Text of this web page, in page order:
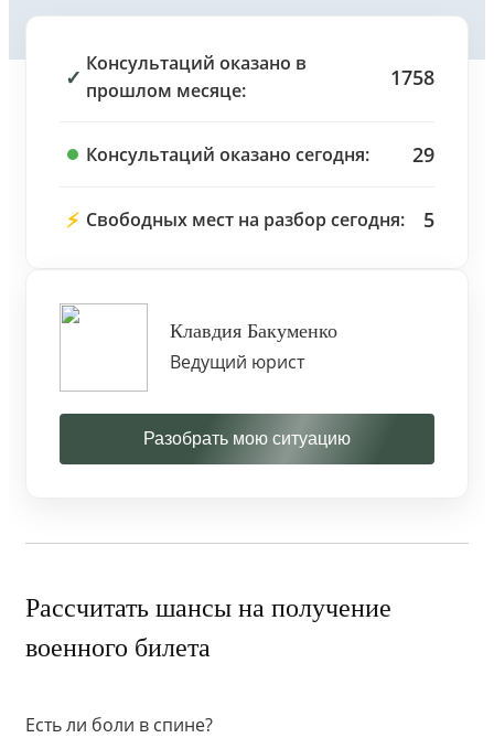
✓
Консультаций оказано в
прошлом месяце:
1758
Консультаций оказано сегодня: 29
⚡ Свободных мест на разбор сегодня: 5
Клавдия Бакуменко
Ведущий юрист
Разобрать мою ситуацию
Рассчитать шансы на получение
военного билета
Есть ли боли в спине?